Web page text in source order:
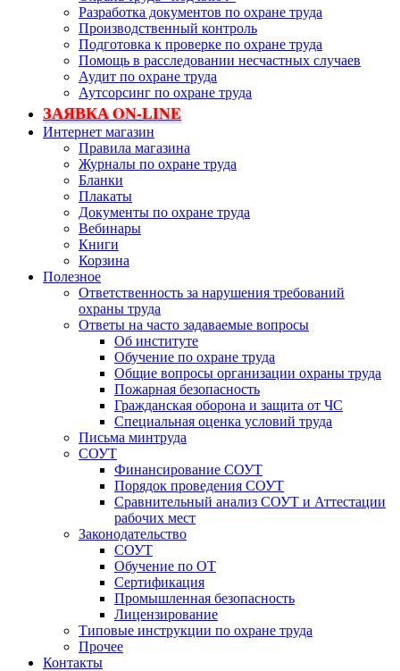
Разработка документов по охране труда
Производственный контроль
Подготовка к проверке по охране труда
Помощь в расследовании несчастных случаев
Аудит по охране труда
Аутсорсинг по охране труда
ЗАЯВКА ON-LINE
Интернет магазин
Правила магазина
Журналы по охране труда
Бланки
Плакаты
Документы по охране труда
Вебинары
Книги
Корзина
Полезное
Ответственность за нарушения требований
охраны труда
Ответы на часто задаваемые вопросы
Об институте
Обучение по охране труда
Общие вопросы организации охраны труда
Пожарная безопасность
Гражданская оборона и защита от ЧС
Специальная оценка условий труда
Письма минтруда
СОУТ
Финансирование СОУТ
Порядок проведения СОУТ
Сравнительный анализ СОУТ и Аттестации
рабочих мест
Законодательство
СОУТ
Обучение по ОТ
Сертификация
Промышленная безопасность
Лицензирование
Типовые инструкции по охране труда
Прочее
Контакты